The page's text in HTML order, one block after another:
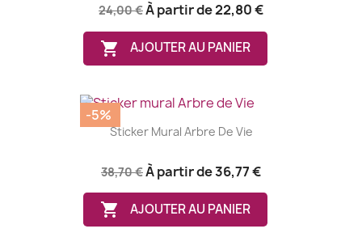
24,00 €À partir de22,80 €
 AJOUTER AU PANIER
Sticker Mural Arbre De Vie
38,70 €À partir de36,77 €
 AJOUTER AU PANIER
-5%